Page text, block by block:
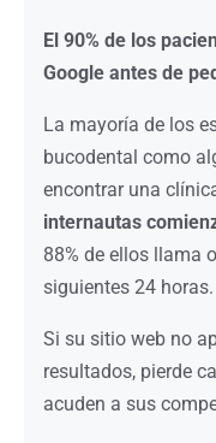
El 90% de los
Google antes de
La mayoría de los
bucodental como
encontrar una
internautas
88% de ellos llama
siguientes 24 horas.
Si su sitio web no
resultados, pierde
acuden a sus